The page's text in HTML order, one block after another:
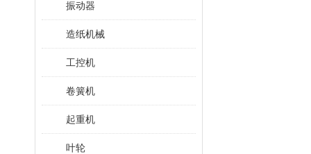
振动器
造纸机械
工控机
卷簧机
起重机
叶轮